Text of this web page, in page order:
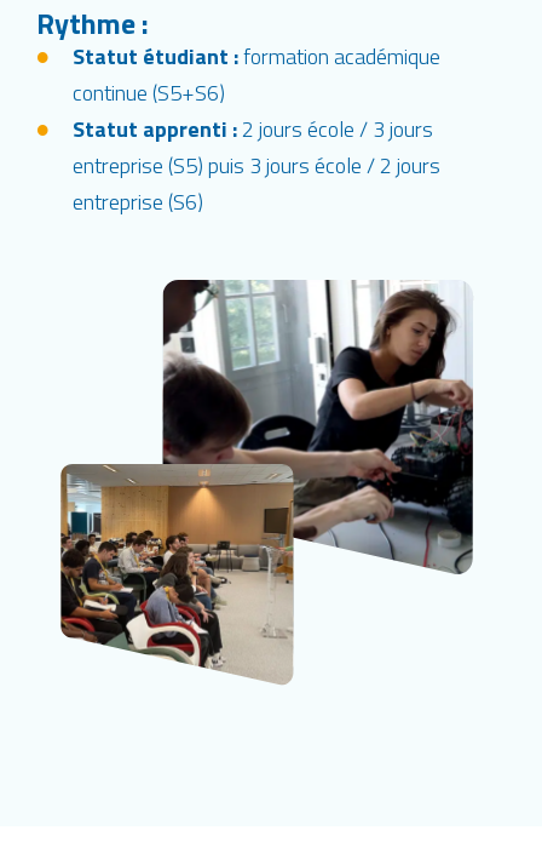
Rythme :
Statut étudiant :formation académique
continue (S5+S6)
Statut apprenti :2 jours école / 3 jours
entreprise (S5) puis 3 jours école / 2 jours
entreprise (S6)